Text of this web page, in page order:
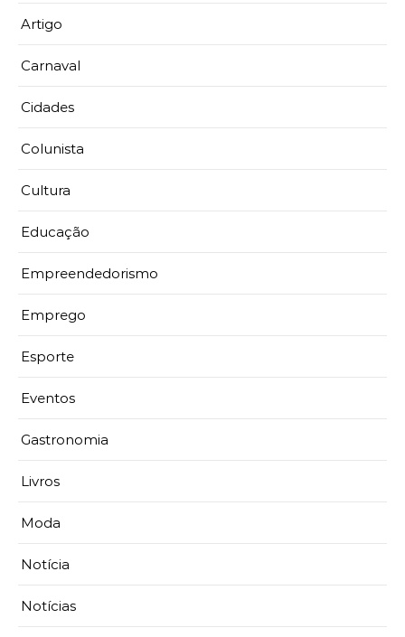
Artigo
Carnaval
Cidades
Colunista
Cultura
Educação
Empreendedorismo
Emprego
Esporte
Eventos
Gastronomia
Livros
Moda
Notícia
Notícias